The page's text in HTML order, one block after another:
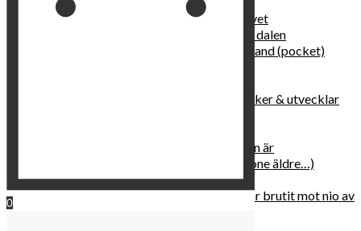
Happy skin : ung hud hela livet
Det lilla pensionatet i gröna dalen
I trygghetsnarkomanernas land (pocket)
Self Love – hur du läker, stärker & utvecklar
Hur du blir parisisk var du än är
Äldre och klokare (åtminstone äldre…)
Häxans kokbok
Gud gav oss tio bud – jag har brutit mot nio av
0